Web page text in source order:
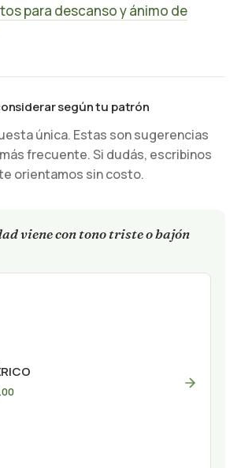
para descanso y ánimo de
según tu patrón
única. Estas son sugerencias
frecuente. Si dudás, escribinos
orientamos sin costo.
viene con tono triste o bajón